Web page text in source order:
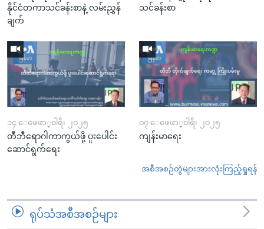
နိုင်ငံတကာသင်ခန်းစာနဲ့ လမ်းညွှန်
ချက်
သင်ခန်းစာ
၁၄ ေဖေဖာ္၀ါရီ၊ ၂၀၂၅
တီဘီရောဂါကာကွယ်ဖို့ ပူးပေါင်း
ဆောင်ရွက်ရေး
၀၇ ေဖေဖာ္၀ါရီ၊ ၂၀၂၅
ကျန်းမာရေး
အစီအစဉ်တွဲများအားလုံးကြည့်ရှုရန်
ရုပ်သံအစီအစဉ်များ